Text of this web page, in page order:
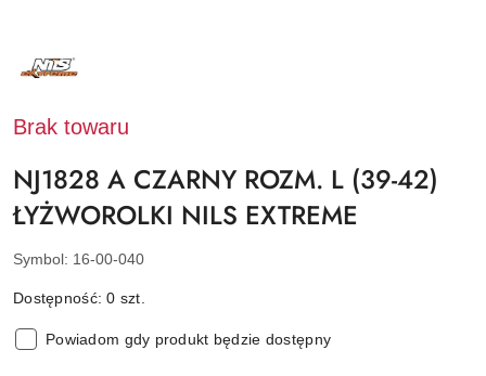
PRODUCENTA:
NILS
Brak towaru
NJ1828 A CZARNY ROZM. L (39-42)
ŁYŻWOROLKI NILS EXTREME
Symbol: 16-00-040
Dostępność:0 szt.
Powiadom gdy produkt będzie dostępny